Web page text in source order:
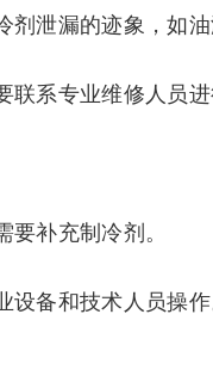
剂泄漏的迹象，如油
联系专业维修人员进
要补充制冷剂。
备和技术人员操作